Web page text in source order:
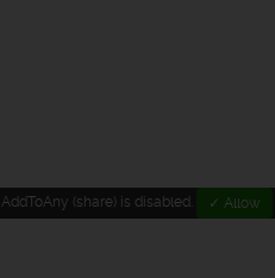
AddToAny (share) is disabled. ✓ Allow